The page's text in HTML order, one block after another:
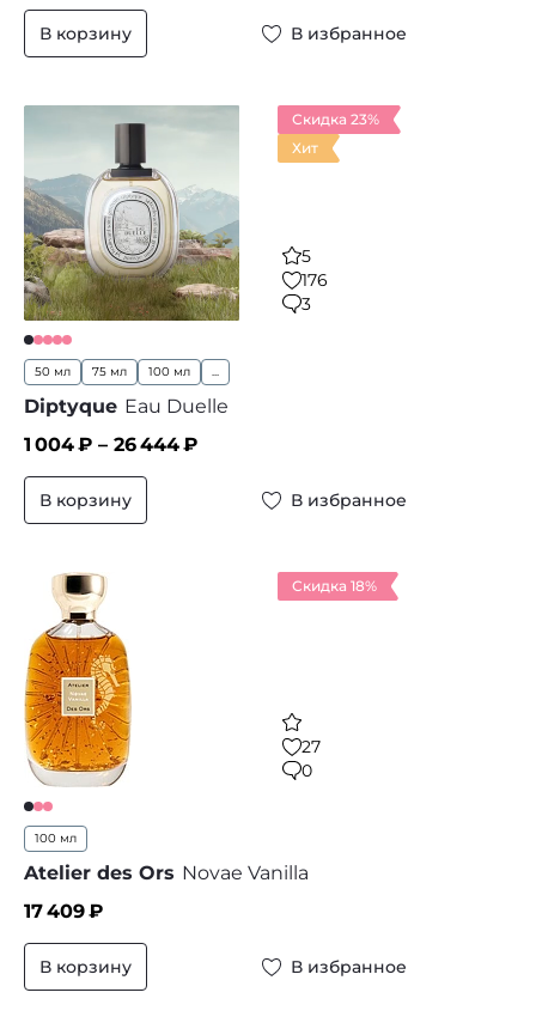
В корзину В избранное
Скидка 23%
Хит
5
176
3
50 мл 75 мл 100 мл ...
Diptyque Eau Duelle
1 004₽ – 26 444₽
В корзину В избранное
Скидка 18%
27
0
100 мл
Atelier des Ors Novae Vanilla
17 409₽
В корзину В избранное